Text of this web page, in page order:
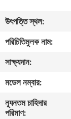
VR
প্রদর্শন
আমাদের
সম্পর্কে
উৎপত্তি স্থল:
পরিচিতিমুলক নাম:
সাক্ষ্যদান:
মডেল নম্বার:
ন্যূনতম চাহিদার
পরিমাণ: